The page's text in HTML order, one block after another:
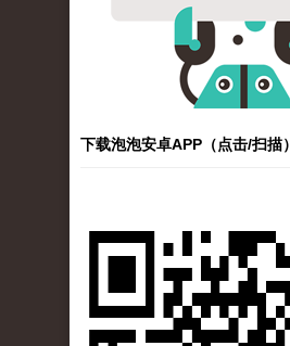
下载泡泡安卓APP（点击/扫描）